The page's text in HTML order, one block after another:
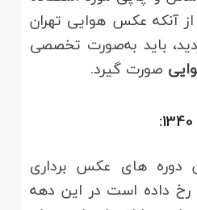
آنکه عکس هوایی تهران
کردید، باید به‌صورت تخصصی
صورت گیرد.
دوره های عکس برداری
40 شمسی رخ داده است در این دهه